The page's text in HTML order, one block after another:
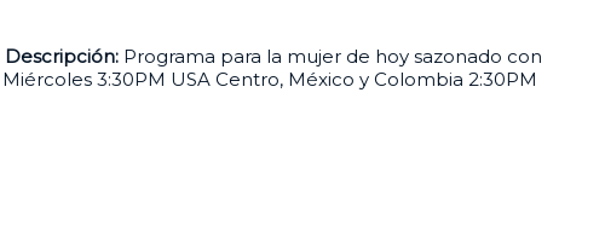
Descripción: Programa para la mujer de hoy sazonado con
Miércoles 3:30PM USA Centro, México y Colombia 2:30PM